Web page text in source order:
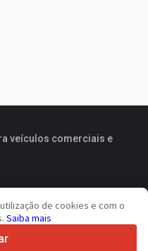
veículos comerciais e
de cookies e com o
Saiba mais